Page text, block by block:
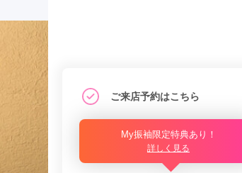
ご来店予約はこちら
My振袖限定特典あり！
詳しく見る